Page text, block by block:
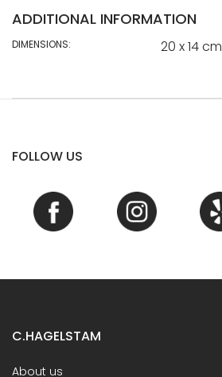
ADDITIONAL INFORMATION
DIMENSIONS: 20 x 14 cm
FOLLOW US
C.HAGELSTAM
About us